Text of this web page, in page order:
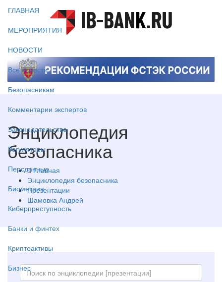
ГЛАВНАЯ
МЕРОПРИЯТИЯ
НОВОСТИ
Все новости
Безопасникам
Комментарии экспертов
Законодательство
Регуляторы
Персданные
Биометрия
Киберпреступность
Банки и финтех
Криптоактивы
Бизнес
Энциклопедия
безопасника
Главная
Энциклопедия безопасника
Презентации
Шамовка Андрей